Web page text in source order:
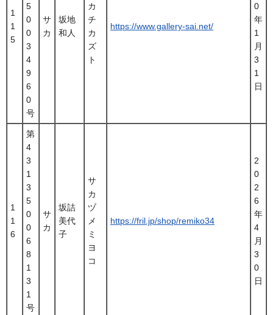
1
1
5
5
0
0
3
4
9
6
0
号
サ
カ
坂地
和人
カ
チ
カ
ズ
ト
https://www.gallery-sai.net/
0
年
1
月
3
1
日
1
1
6
第
4
3
1
3
5
0
0
6
8
1
3
1
号
サ
カ
坂詰
美代
子
サ
カ
ヅ
メ
ミ
ヨ
コ
https://fril.jp/shop/remiko34
2
0
2
6
年
4
月
3
0
日